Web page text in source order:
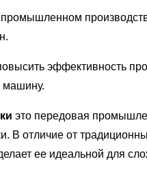
эффективность
машину.
это передовая
В отличие от
ее идеальной для